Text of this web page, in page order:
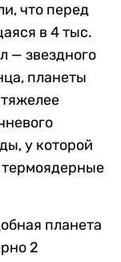
что перед
в 4 тыс.
— звездного
планеты
у которой
термоядерные
планета
2